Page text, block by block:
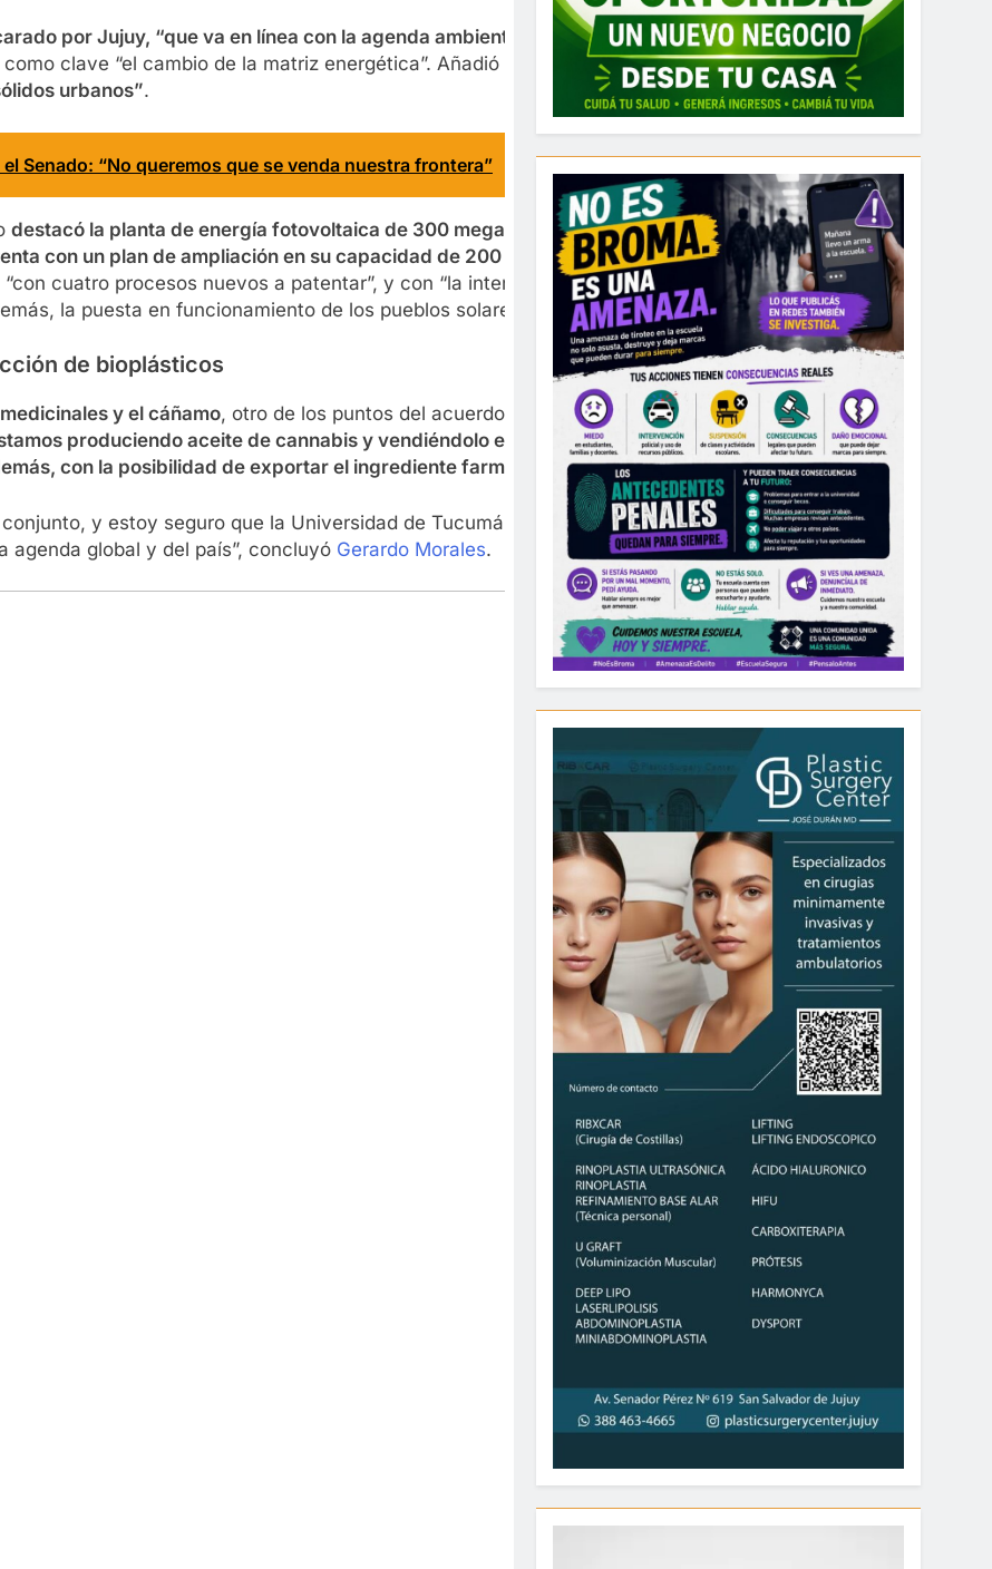
por Jujuy, “que va en línea con la agenda ambiental global en el cuidado del planeta y la lucha
clave “el cambio de la matriz energética”. Añadió que
“otro de los desafíos es frenar la
urbanos”.
Senado: “No queremos que se venda nuestra frontera”
destacó la planta de energía fotovoltaica de 300 megavatios de Cauchari, ubicada en la puna
con un plan de ampliación en su capacidad de 200 megavatios. A esto sumó el proyecto de
cuatro procesos nuevos a patentar”, y con “la intención de integrar a la Universidad de
la puesta en funcionamiento de los pueblos solares en la provincia.
de bioplásticos
y el cáñamo, otro de los puntos del acuerdo,
Morales ponderó el proyecto de desarrollo
produciendo aceite de cannabis y vendiéndolo en 160 farmacias de Jujuy, y después de
con la posibilidad de exportar el ingrediente farmacéutico activo, que es de primera calidad”.
y estoy seguro que la Universidad de Tucumán va a ser una parte importante en todos
agenda global y del país”, concluyó Gerardo Morales.